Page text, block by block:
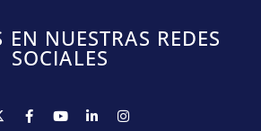
EN NUESTRAS REDES
SOCIALES